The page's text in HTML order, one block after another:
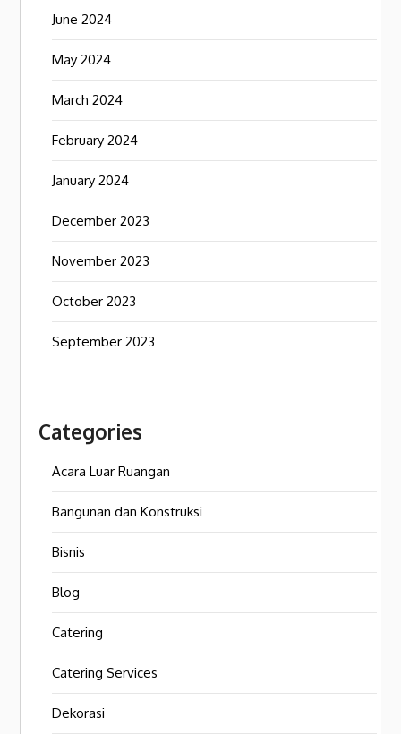
June 2024
May 2024
March 2024
February 2024
January 2024
December 2023
November 2023
October 2023
September 2023
Categories
Acara Luar Ruangan
Bangunan dan Konstruksi
Bisnis
Blog
Catering
Catering Services
Dekorasi